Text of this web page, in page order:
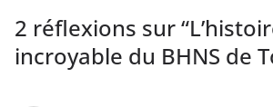
2 réflexions sur “
incroyable du BHNS de